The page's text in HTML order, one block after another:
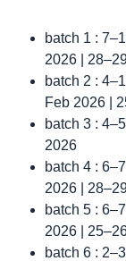
batch 1 :
2026 |
batch 2 :
Feb 2026 |
batch 3 :
2026
batch 4 :
2026 |
batch 5 :
2026 |
batch 6 :